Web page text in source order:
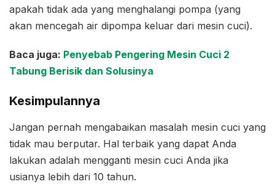
apakah tidak ada yang menghalangi pompa (yang
akan mencegah air dipompa keluar dari mesin cuci).
Baca juga: Penyebab Pengering Mesin Cuci 2
Tabung Berisik dan Solusinya
Kesimpulannya
Jangan pernah mengabaikan masalah mesin cuci yang
tidak mau berputar. Hal terbaik yang dapat Anda
lakukan adalah mengganti mesin cuci Anda jika
usianya lebih dari 10 tahun.